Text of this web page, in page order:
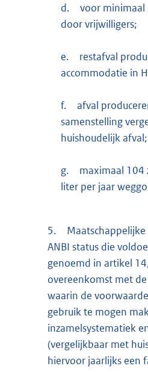
d.
voor minimaal
door vrijwilligers;
e.
restafval
accommodatie in
f.
afval
samenstelling
huishoudelijk
g.
maximaal 104
liter per jaar
5.
ANBI status die
genoemd in artikel
overeenkomst met
waarin de
gebruik te mogen
inzamelsystematiek
(vergelijkbaar met
hiervoor jaarlijks een